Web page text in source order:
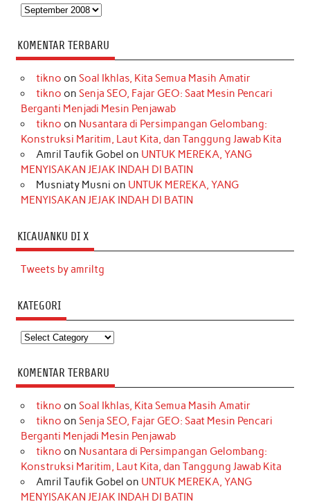
Arsip
KOMENTAR TERBARU
tikno on Soal Ikhlas, Kita Semua Masih Amatir
tikno on Senja SEO, Fajar GEO: Saat Mesin Pencari
Berganti Menjadi Mesin Penjawab
tikno on Nusantara di Persimpangan Gelombang:
Konstruksi Maritim, Laut Kita, dan Tanggung Jawab Kita
Amril Taufik Gobel on UNTUK MEREKA, YANG
MENYISAKAN JEJAK INDAH DI BATIN
Musniaty Musni on UNTUK MEREKA, YANG
MENYISAKAN JEJAK INDAH DI BATIN
KICAUANKU DI X
Tweets by amriltg
KATEGORI
Kategori
KOMENTAR TERBARU
tikno on Soal Ikhlas, Kita Semua Masih Amatir
tikno on Senja SEO, Fajar GEO: Saat Mesin Pencari
Berganti Menjadi Mesin Penjawab
tikno on Nusantara di Persimpangan Gelombang:
Konstruksi Maritim, Laut Kita, dan Tanggung Jawab Kita
Amril Taufik Gobel on UNTUK MEREKA, YANG
MENYISAKAN JEJAK INDAH DI BATIN